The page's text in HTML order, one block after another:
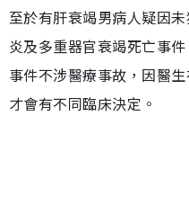
至於有肝衰竭男病人疑因
炎及多重器官衰竭死亡事
事件不涉醫療事故，因醫
才會有不同臨床決定。